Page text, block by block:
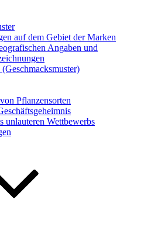
auf dem Gebiet der Marken
Angaben und
Pflanzensorten
unlauteren Wettbewerbs